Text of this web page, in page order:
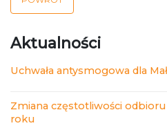
Aktualności
Uchwała antysmogowa dla
Zmiana częstotliwości
roku